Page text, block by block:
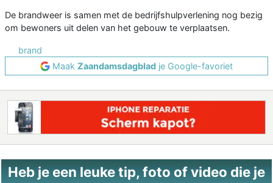
De brandweer is samen met de bedrijfshulpverlening nog bezig
om bewoners uit delen van het gebouw te verplaatsen.
brand
Maak Zaandamsdagblad je Google-favoriet
Heb je een leuke tip, foto of video die je